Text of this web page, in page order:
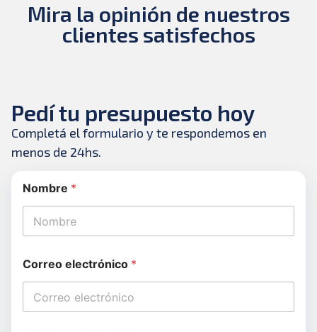
Mira la opinión de nuestros
clientes satisfechos
Pedí tu presupuesto hoy
Completá el formulario y te respondemos en
menos de 24hs.
Nombre *
Correo electrónico *